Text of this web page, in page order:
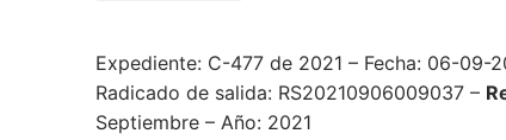
Expediente: C-477 de 2021 – Fecha: 06-09-
Radicado de salida: RS20210906009037 –
Septiembre – Año: 2021